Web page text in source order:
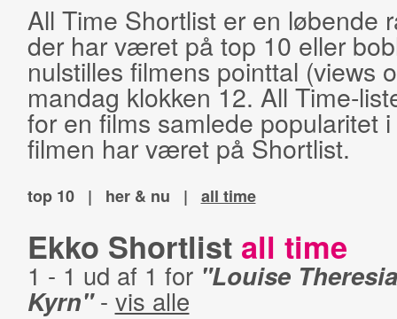
All Time Shortlist er en løbende
der har været på top 10 eller
nulstilles filmens pointtal (views
mandag klokken 12. All Time-
for en films samlede popularitet
filmen har været på Shortlist.
top 10 | her & nu | all time
Ekko Shortlist all time
1 - 1 ud af 1 for "Louise
Kyrn"- vis alle